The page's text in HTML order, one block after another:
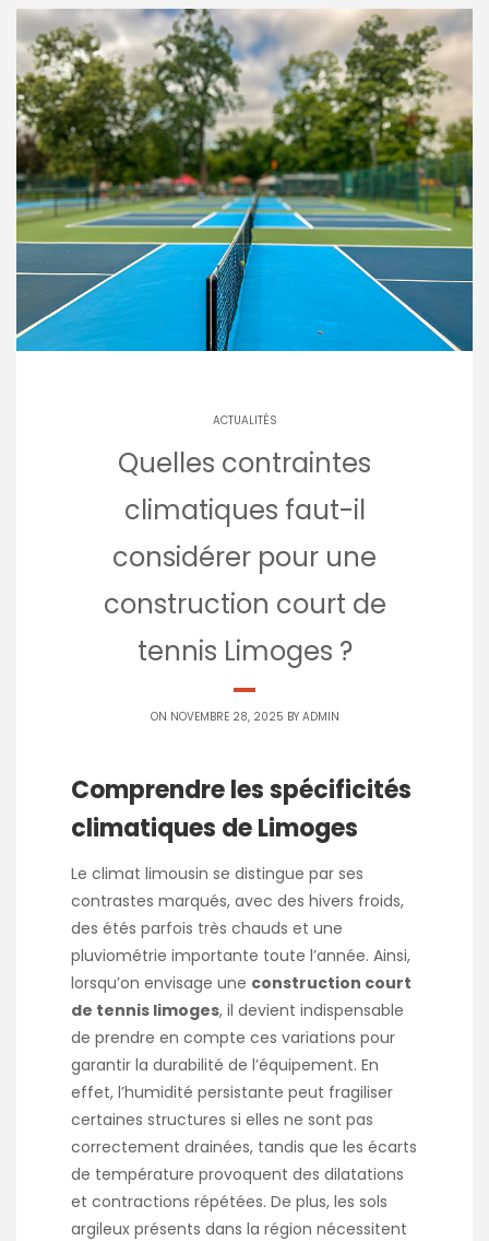
ACTUALITÉS
Quelles contraintes
climatiques faut-il
considérer pour une
construction court de
tennis Limoges ?
ON NOVEMBRE 28, 2025 BY ADMIN
Comprendre les spécificités
climatiques de Limoges
Le climat limousin se distingue par ses
contrastes marqués, avec des hivers froids,
des étés parfois très chauds et une
pluviométrie importante toute l’année. Ainsi,
lorsqu’on envisage une construction court
de tennis limoges, il devient indispensable
de prendre en compte ces variations pour
garantir la durabilité de l’équipement. En
effet, l’humidité persistante peut fragiliser
certaines structures si elles ne sont pas
correctement drainées, tandis que les écarts
de température provoquent des dilatations
et contractions répétées. De plus, les sols
argileux présents dans la région nécessitent